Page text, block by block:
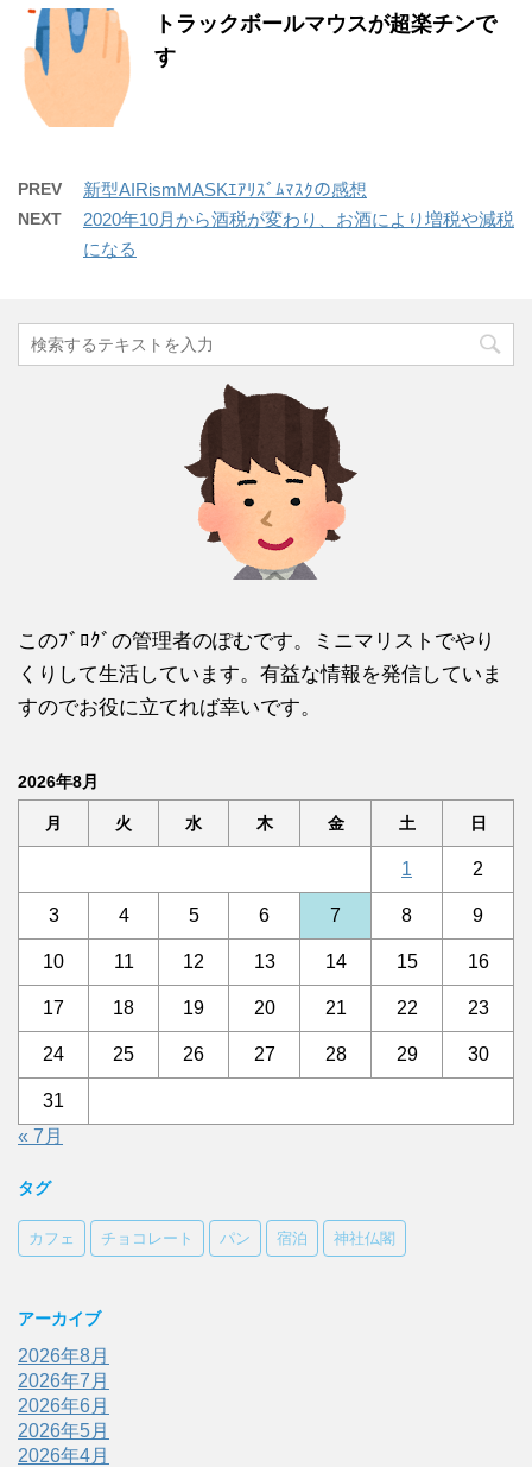
トラックボールマウスが超楽チンで
す
PREV 新型AIRismMASKｴｱﾘｽﾞﾑﾏｽｸの感想
NEXT
2020年10月から酒税が変わり、お酒により増税や減税
になる
このﾌﾞﾛｸﾞの管理者のぽむです。ミニマリストでやり
くりして生活しています。有益な情報を発信していま
すのでお役に立てれば幸いです。
2026年8月
月 火 水 木 金 土 日
1 2
3 4 5 6 7 8 9
10 11 12 13 14 15 16
17 18 19 20 21 22 23
24 25 26 27 28 29 30
31
« 7月
タグ
カフェ チョコレート パン 宿泊 神社仏閣
アーカイブ
2026年8月
2026年7月
2026年6月
2026年5月
2026年4月